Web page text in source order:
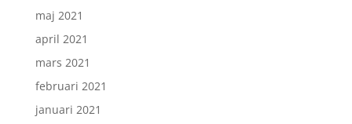
maj 2021
april 2021
mars 2021
februari 2021
januari 2021